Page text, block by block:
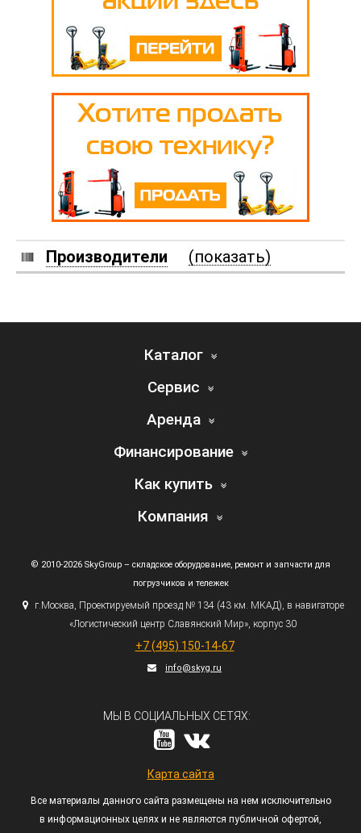
Производители (показать)
Каталог
Сервис
Аренда
Финансирование
Как купить
Компания
© 2010-2026 SkyGroup – складское оборудование, ремонт и запчасти для
погрузчиков и тележек
г.Москва, Проектируемый проезд № 134 (43км. МКАД), в навигаторе
«Логистический центр Славянский Мир», корпус 30
+7 (495) 150-14-67
info@skyg.ru
МЫ В СОЦИАЛЬНЫХ СЕТЯХ:
Карта сайта
Все материалы данного сайта размещены на нем исключительно
в информационных целях и не являются публичной офертой,